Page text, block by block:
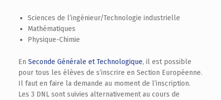
Sciences de l’ingénieur/Technologie industrielle
Mathématiques
Physique-Chimie
En Seconde Générale et Technologique, il est possible
pour tous les élèves de s’inscrire en Section Européenne.
Il faut en faire la demande au moment de l’inscription.
Les 3 DNL sont suivies alternativement au cours de